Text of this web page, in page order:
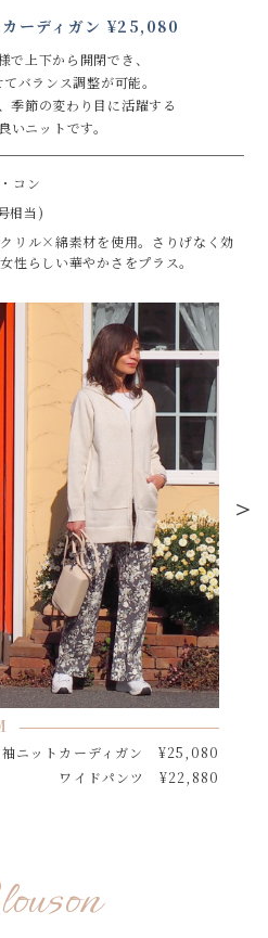
カーディガン ¥25,080
で上下から開閉でき、
バランス調整が可能。
季節の変わり⽬に活躍する
いニットです。
コン
相当)
リル×綿素材を使⽤。さりげなく効
性らしい華やかさをプラス。
袖ニットカーディガン ¥25,080
ワイドパンツ ¥22,880